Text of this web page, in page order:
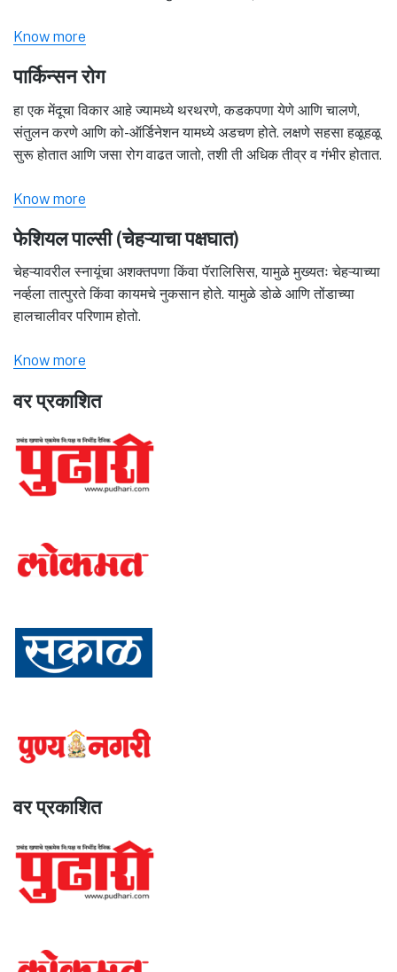
Know more
पार्किन्सन रोग
हा एक मेंदूचा विकार आहे ज्यामध्ये थरथरणे, कडकपणा येणे आणि चालणे,
संतुलन करणे आणि को-ऑर्डिनेशन यामध्ये अडचण होते. लक्षणे सहसा हळूहळू
सुरू होतात आणि जसा रोग वाढत जातो, तशी ती अधिक तीव्र व गंभीर होतात.
Know more
फेशियल पाल्सी (चेहऱ्याचा पक्षघात)
चेहऱ्यावरील स्नायूंचा अशक्तपणा किंवा पॅरालिसिस, यामुळे मुख्यतः चेहऱ्याच्या
नर्व्हला तात्पुरते किंवा कायमचे नुकसान होते. यामुळे डोळे आणि तोंडाच्या
हालचालीवर परिणाम होतो.
Know more
वर प्रकाशित
वर प्रकाशित